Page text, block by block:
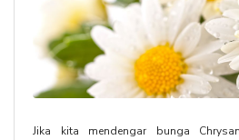
Jika kita mendengar bunga